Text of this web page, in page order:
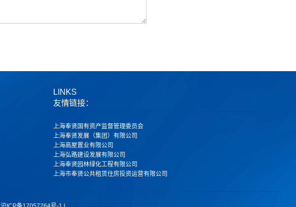
LINKS
友情链接：
上海奉贤国有资产监督管理委员会
上海奉贤发展（集团）有限公司
上海高屋置业有限公司
上海弘路建设发展有限公司
上海奉贤园林绿化工程有限公司
上海市奉贤公共租赁住房投资运营有限公司